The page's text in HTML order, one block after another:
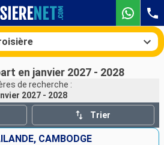
en janvier 2027 - 2028
de recherche :
2027 - 2028
Trier
CAMBODGE